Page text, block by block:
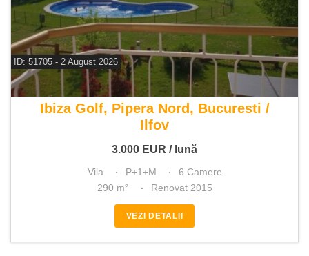
ID: 51705 - 2 August 2026
De inchiriat vila 6 camere
Ibiza Golf, Pipera Nord, Bucuresti /
Ilfov
3.000 EUR / lună
Vila P+1+M
6 Camere
290 m²
Renovat 2015
VEZI DETALII